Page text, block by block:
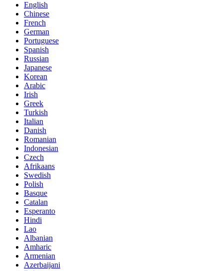
English
Chinese
French
German
Portuguese
Spanish
Russian
Japanese
Korean
Arabic
Irish
Greek
Turkish
Italian
Danish
Romanian
Indonesian
Czech
Afrikaans
Swedish
Polish
Basque
Catalan
Esperanto
Hindi
Lao
Albanian
Amharic
Armenian
Azerbaijani